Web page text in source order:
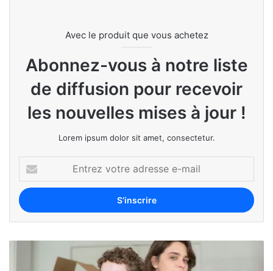
Avec le produit que vous achetez
Abonnez-vous à notre liste
de diffusion pour recevoir
les nouvelles mises à jour !
Lorem ipsum dolor sit amet, consectetur.